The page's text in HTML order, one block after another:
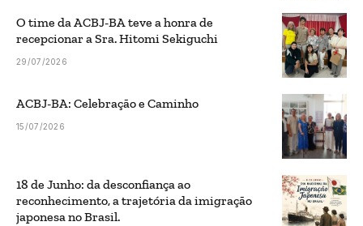
O time da ACBJ-BA teve a honra de
recepcionar a Sra. Hitomi Sekiguchi
29/07/2026
ACBJ-BA: Celebração e Caminho
15/07/2026
18 de Junho: da desconfiança ao
reconhecimento, a trajetória da imigração
japonesa no Brasil.